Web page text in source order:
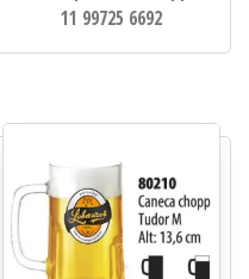
11 99725 6692